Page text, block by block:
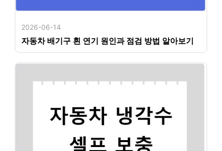
2026-06-14
자동차 배기구 흰 연기 원인과 점검 방법 알아보기